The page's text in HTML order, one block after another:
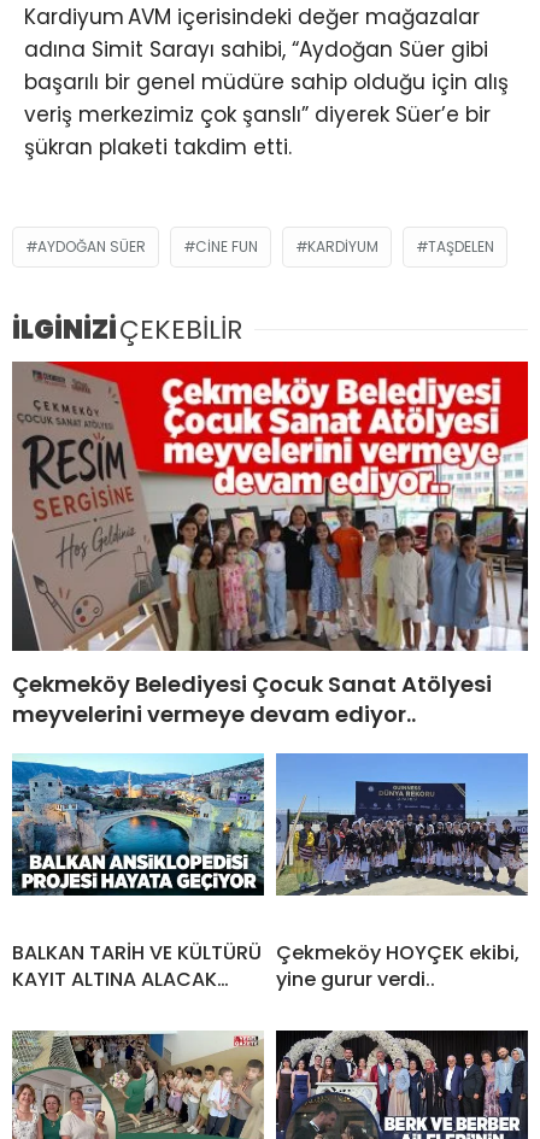
Kardiyum AVM içerisindeki değer mağazalar
adına Simit Sarayı sahibi, “Aydoğan Süer gibi
başarılı bir genel müdüre sahip olduğu için alış
veriş merkezimiz çok şanslı” diyerek Süer’e bir
şükran plaketi takdim etti.
AYDOĞAN SÜER CINE FUN KARDIYUM TAŞDELEN
İLGİNİZİÇEKEBİLİR
Çekmeköy Belediyesi Çocuk Sanat Atölyesi
meyvelerini vermeye devam ediyor..
BALKAN TARİH VE KÜLTÜRÜ
KAYIT ALTINA ALACAK…
Çekmeköy HOYÇEK ekibi,
yine gurur verdi..